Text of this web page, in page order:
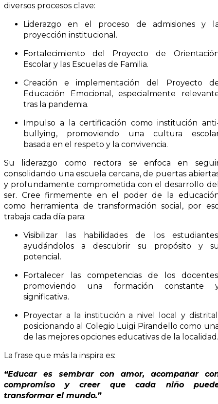
diversos procesos clave:
Liderazgo en el proceso de admisiones y
proyección institucional.
Fortalecimiento del Proyecto de
Escolar y las Escuelas de Familia.
Creación e implementación del Proyecto
Educación Emocional, especialmente
tras la pandemia.
Impulso a la certificación como institución
bullying, promoviendo una cultura
basada en el respeto y la convivencia.
Su liderazgo como rectora se enfoca en
consolidando una escuela cercana, de puertas
y profundamente comprometida con el desarrollo del
ser. Cree firmemente en el poder de la
como herramienta de transformación social, por
trabaja cada día para:
Visibilizar las habilidades de los
ayudándolos a descubrir su propósito y su
potencial.
Fortalecer las competencias de los
promoviendo una formación constante
significativa.
Proyectar a la institución a nivel local y
posicionando al Colegio Luigi Pirandello como
de las mejores opciones educativas de la localidad.
La frase que más la inspira es:
“Educar es sembrar con amor, acompañar
compromiso y creer que cada niño
transformar el mundo.”